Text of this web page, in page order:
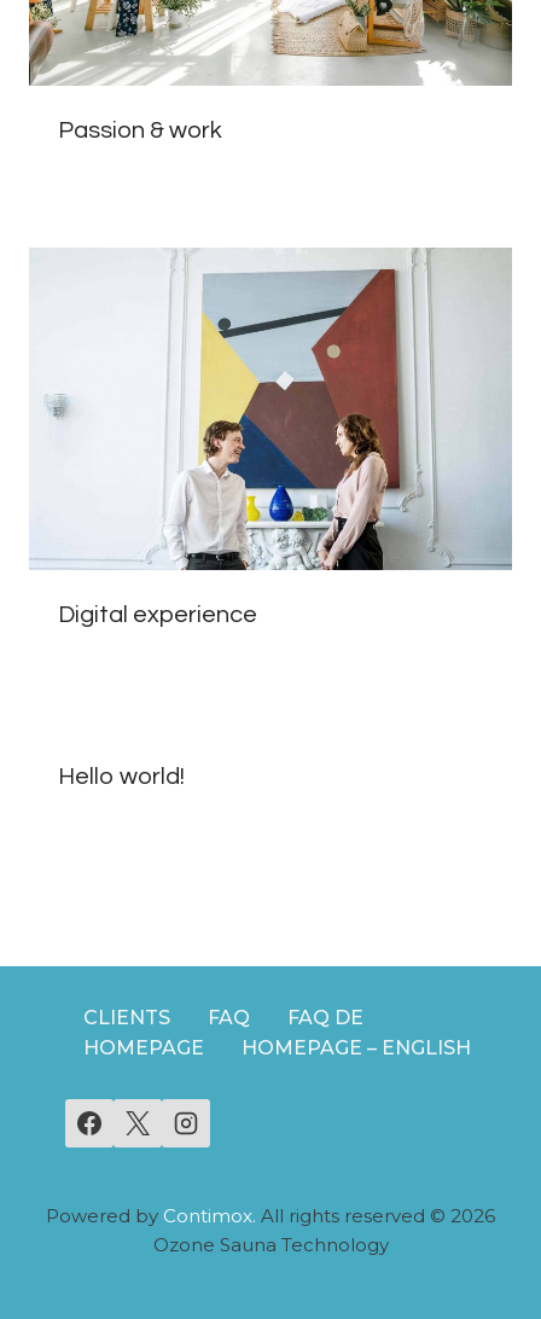
Passion & work
Digital experience
Hello world!
CLIENTS FAQ
FAQ DE
HOMEPAGE
HOMEPAGE – ENGLISH
Powered by Contimox. All rights reserved © 2026
Ozone Sauna Technology